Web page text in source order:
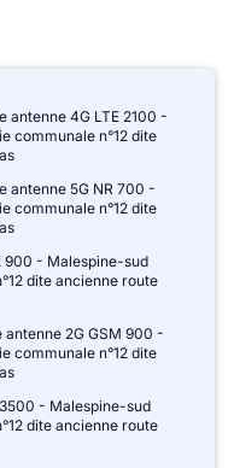
antenne 4G LTE 2100 -
communale n°12 dite
antenne 5G NR 700 -
communale n°12 dite
900 - Malespine-sud
dite ancienne route
antenne 2G GSM 900 -
communale n°12 dite
- Malespine-sud
dite ancienne route